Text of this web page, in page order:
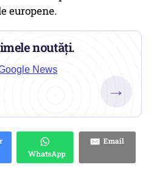
europene.
noutăți.
News
→
WhatsApp
Email